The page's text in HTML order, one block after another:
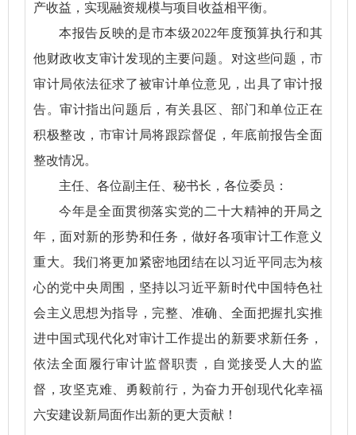
产收益，实现融资规模与项目收益相平衡。
本报告反映的是市本级2022年度预算执行和其
他财政收支审计发现的主要问题。对这些问题，市
审计局依法征求了被审计单位意见，出具了审计报
告。审计指出问题后，有关县区、部门和单位正在
积极整改，市审计局将跟踪督促，年底前报告全面
整改情况。
主任、各位副主任、秘书长，各位委员：
今年是全面贯彻落实党的二十大精神的开局之
年，面对新的形势和任务，做好各项审计工作意义
重大。我们将更加紧密地团结在以习近平同志为核
心的党中央周围，坚持以习近平新时代中国特色社
会主义思想为指导，完整、准确、全面把握扎实推
进中国式现代化对审计工作提出的新要求新任务，
依法全面履行审计监督职责，自觉接受人大的监
督，攻坚克难、勇毅前行，为奋力开创现代化幸福
六安建设新局面作出新的更大贡献！